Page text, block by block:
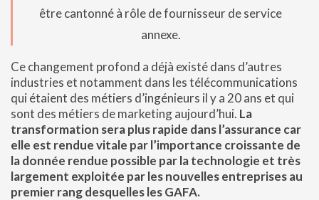
être cantonné à rôle de fournisseur de service
annexe.
Ce changement profond a déjà existé dans d’autres
industries et notamment dans les télécommunications
qui étaient des métiers d’ingénieurs il y a 20 ans et qui
sont des métiers de marketing aujourd’hui. La
transformation sera plus rapide dans l’assurance car
elle est rendue vitale par l’importance croissante de
la donnée rendue possible par la technologie et très
largement exploitée par les nouvelles entreprises au
premier rang desquelles les GAFA.